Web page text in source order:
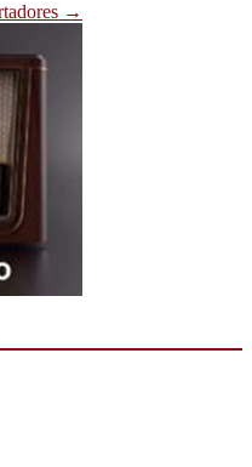
→